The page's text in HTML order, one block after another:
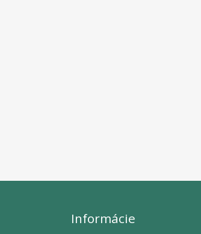
Informácie